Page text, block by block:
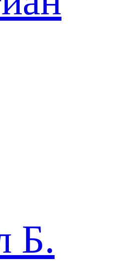
Б.